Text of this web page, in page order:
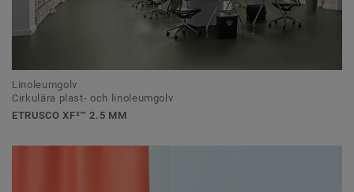
Linoleumgolv
Cirkulära plast- och linoleumgolv
ETRUSCO XF²™ 2.5 MM